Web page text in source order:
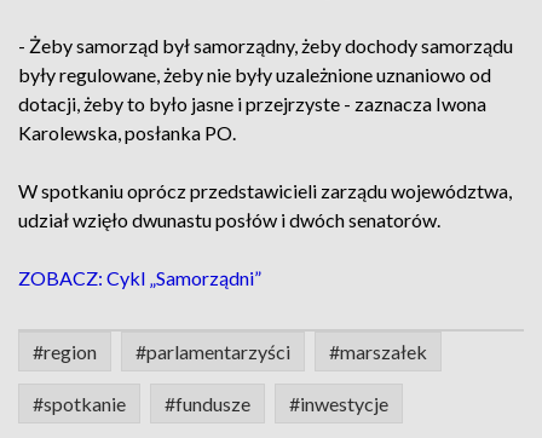
- Żeby samorząd był samorządny, żeby dochody samorządu
były regulowane, żeby nie były uzależnione uznaniowo od
dotacji, żeby to było jasne i przejrzyste - zaznacza Iwona
Karolewska, posłanka PO.
W spotkaniu oprócz przedstawicieli zarządu województwa,
udział wzięło dwunastu posłów i dwóch senatorów.
ZOBACZ: Cykl „Samorządni”
#region #parlamentarzyści #marszałek
#spotkanie #fundusze #inwestycje